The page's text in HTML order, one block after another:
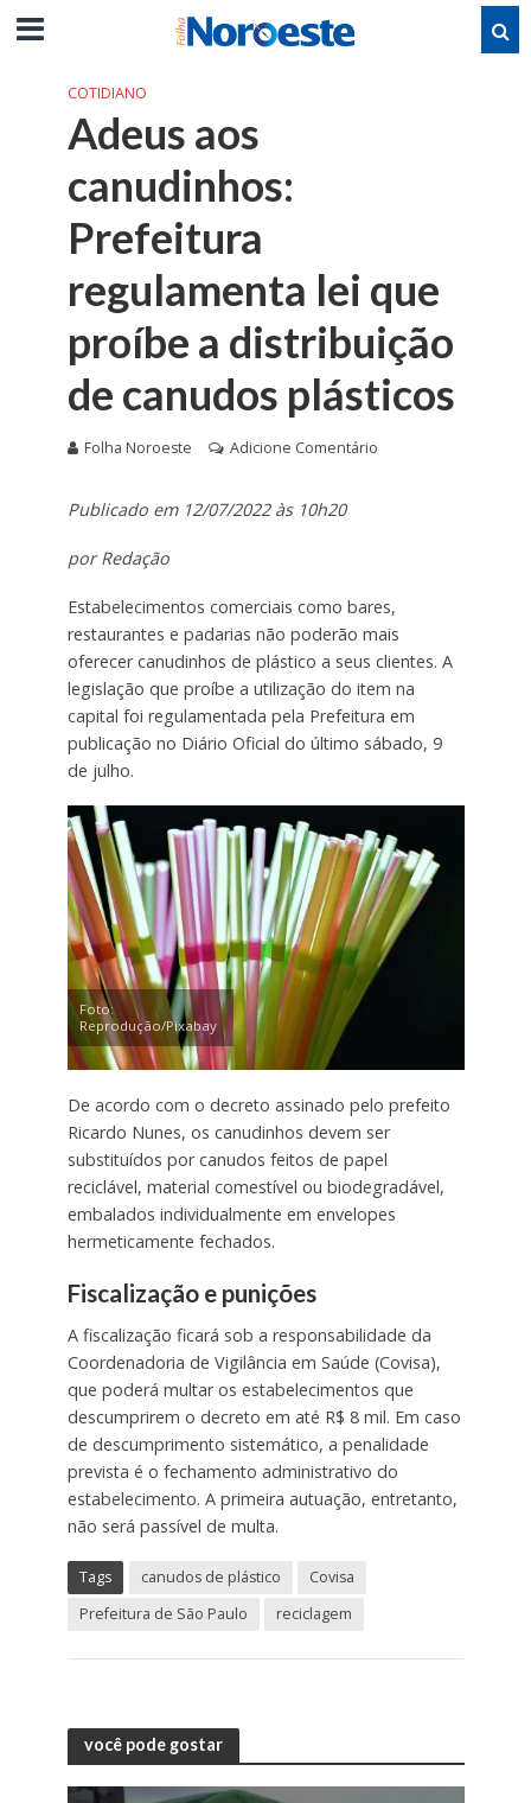
COTIDIANO
Adeus aos
canudinhos:
Prefeitura
regulamenta lei que
proíbe a distribuição
de canudos plásticos
Folha Noroeste Adicione Comentário
Publicado em 12/07/2022 às 10h20
por Redação
Estabelecimentos comerciais como bares,
restaurantes e padarias não poderão mais
oferecer canudinhos de plástico a seus clientes. A
legislação que proíbe a utilização do item na
capital foi regulamentada pela Prefeitura em
publicação no Diário Oficial do último sábado, 9
de julho.
Foto:
Reprodução/Pixabay
De acordo com o decreto assinado pelo prefeito
Ricardo Nunes, os canudinhos devem ser
substituídos por canudos feitos de papel
reciclável, material comestível ou biodegradável,
embalados individualmente em envelopes
hermeticamente fechados.
Fiscalização e punições
A fiscalização ficará sob a responsabilidade da
Coordenadoria de Vigilância em Saúde (Covisa),
que poderá multar os estabelecimentos que
descumprirem o decreto em até R$ 8 mil. Em caso
de descumprimento sistemático, a penalidade
prevista é o fechamento administrativo do
estabelecimento. A primeira autuação, entretanto,
não será passível de multa.
Tags canudos de plástico
Covisa
Prefeitura de São Paulo
reciclagem
você pode gostar